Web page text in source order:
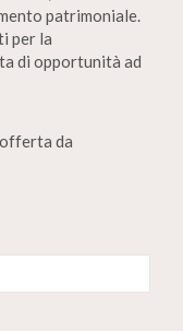
patrimoniale.
per la
di opportunità ad
da